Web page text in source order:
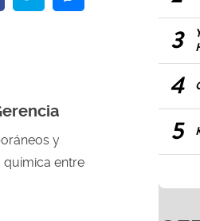
y
química entre
3
4
5